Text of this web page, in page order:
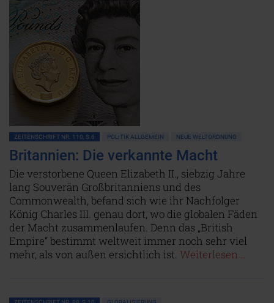
ZEITENSCHRIFT NR. 110, S.6 POLITIK ALLGEMEIN NEUE WELTORDNUNG
Britannien: Die verkannte Macht
Die verstorbene Queen Elizabeth II., siebzig Jahre
lang Souverän Großbritanniens und des
Commonwealth, befand sich wie ihr Nachfolger
König Charles III. genau dort, wo die globalen Fäden
der Macht zusammenlaufen. Denn das „British
Empire“ bestimmt weltweit immer noch sehr viel
mehr, als von außen ersichtlich ist. Weiterlesen...